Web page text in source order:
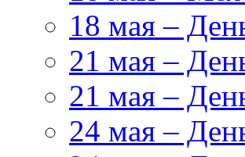
18 мая –
21 мая –
21 мая –
24 мая –